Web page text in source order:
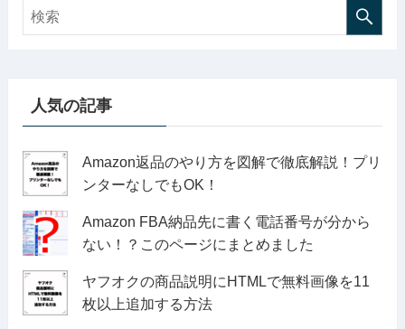
人気の記事
Amazon返品のやり方を図解で徹底解説！プリ
ンターなしでもOK！
Amazon FBA納品先に書く電話番号が分から
ない！？このページにまとめました
ヤフオクの商品説明にHTMLで無料画像を11
枚以上追加する方法